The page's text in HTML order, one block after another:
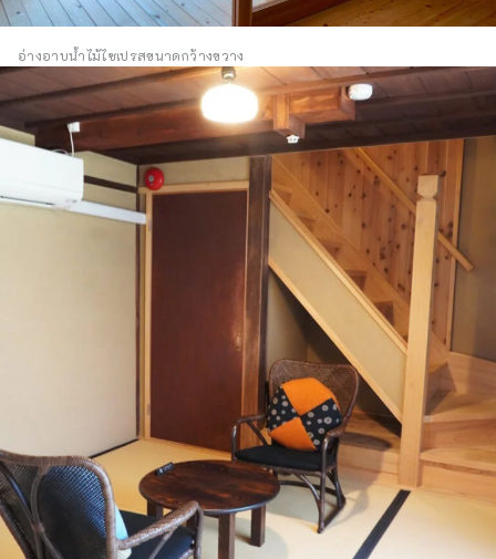
อ่างอาบน้ำไม้ไซเปรสขนาดกว้างขวาง